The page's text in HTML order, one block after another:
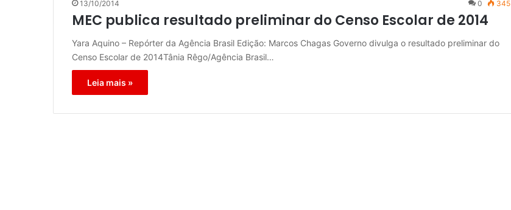
13/10/2014 0 345
MEC publica resultado preliminar do Censo Escolar de 2014
Yara Aquino – Repórter da Agência Brasil Edição: Marcos Chagas Governo divulga o resultado preliminar do
Censo Escolar de 2014Tânia Rêgo/Agência Brasil…
Leia mais »